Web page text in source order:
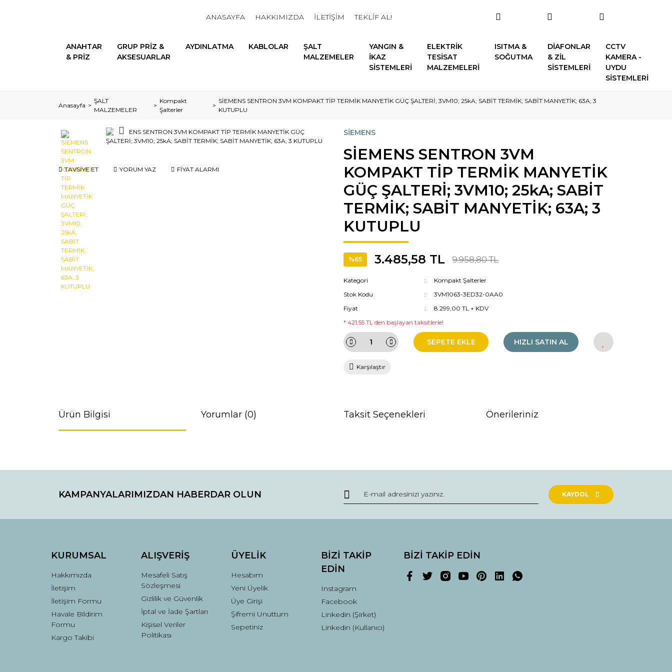
ANASAYFA HAKKIMIZDA İLETİŞİM TEKLİF AL!
ANAHTAR
& PRİZ
GRUP PRİZ &
AKSESUARLAR
AYDINLATMA KABLOLAR
ŞALT
MALZEMELER
YANGIN &
İKAZ
SİSTEMLERİ
ELEKTRİK
TESİSAT
MALZEMELERİ
ISITMA &
SOĞUTMA
DİAFONLAR
& ZİL
SİSTEMLERİ
CCTV
KAMERA -
UYDU
SİSTEMLERİ
Anasayfa
ŞALT
MALZEMELER
Kompakt
Şalterler
SİEMENS SENTRON 3VM KOMPAKT TİP TERMİK MANYETİK GÜÇ ŞALTERİ; 3VM10; 25kA; SABİT TERMİK; SABİT MANYETİK; 63A; 3
KUTUPLU
TAVSİYE ET YORUM YAZ FİYAT ALARMI
SİEMENS
SİEMENS SENTRON 3VM
KOMPAKT TİP TERMİK MANYETİK
GÜÇ ŞALTERİ; 3VM10; 25kA; SABİT
TERMİK; SABİT MANYETİK; 63A; 3
KUTUPLU
%65 3.485,58 TL 9.958,80 TL
Kategori
Kompakt Şalterler
Stok Kodu
3VM1063-3ED32-0AA0
Fiyat
8.299,00 TL + KDV
* 421,55 TL den başlayan taksitlerle!
SEPETE EKLE HIZLI SATIN AL
Karşılaştır
Ürün Bilgisi Yorumlar (0) Taksit Seçenekleri Önerileriniz
Yorum Yaz
Görüş ve önerileriniz için teşekkür ederiz.
Ürün resmi kalitesiz, bozuk veya görüntülenemiyor.
Bu ürüne benzer farklı alternatifler olmalı.
Gönder
KAMPANYALARIMIZDAN HABERDAR OLUN KAYDOL
KURUMSAL
Hakkımızda
İletişim
İletişim Formu
Havale Bildirim
Formu
Kargo Takibi
ALIŞVERİŞ
Mesafeli Satış
Sözleşmesi
Gizlilik ve Güvenlik
İptal ve İade Şartları
Kişisel Veriler
Politikası
ÜYELİK
Hesabım
Yeni Üyelik
Üye Girişi
Şifremi Unuttum
Sepetiniz
BİZİ TAKİP
EDİN
Instagram
Facebook
Linkedin (Şirket)
Linkedin (Kullanıcı)
BİZİ TAKİP EDİN